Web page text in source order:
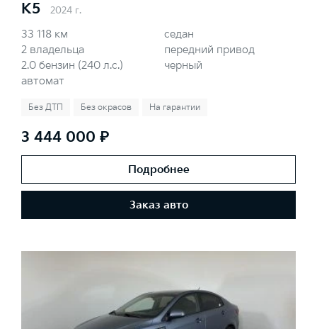
K5 2024 г.
33 118 км
2 владельца
2.0 бензин (240 л.с.)
автомат
седан
передний привод
черный
Без ДТП Без окрасов На гарантии
3 444 000 ₽
Подробнее
Заказ авто